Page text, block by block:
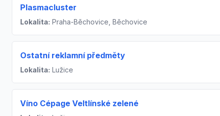
Plasmacluster
Lokalita: Praha-Běchovice, Běchovice
Ostatní reklamní předměty
Lokalita: Lužice
Víno Cépage Veltlínské zelené